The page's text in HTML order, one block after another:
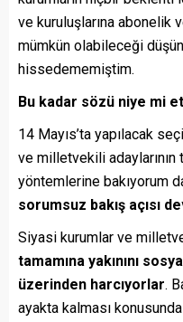
ve kuruluşlarına abonelik
mümkün olabileceği
hissedememiştim.
Bu kadar sözü niye mi
14 Mayıs’ta yapılacak
ve milletvekili adaylarının
yöntemlerine bakıyorum
sorumsuz bakış açısı
Siyasi kurumlar ve
tamamına yakınını
üzerinden harcıyorlar.
ayakta kalması